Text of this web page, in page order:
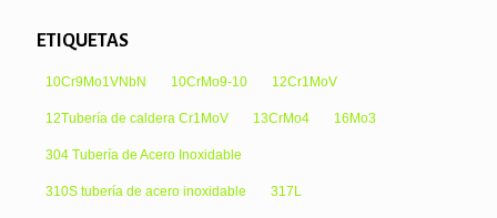
ETIQUETAS
10Cr9Mo1VNbN 10CrMo9-10 12Cr1MoV
12Tubería de caldera Cr1MoV 13CrMo4 16Mo3
304 Tubería de Acero Inoxidable
310S tubería de acero inoxidable 317L